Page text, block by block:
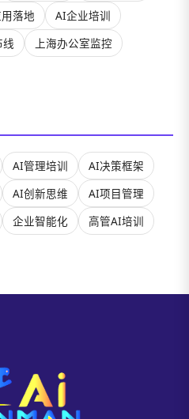
落地
AI企业培训
线
上海办公室监控
AI管理培训
AI决策框架
AI创新思维
AI项目管理
企业智能化
高管AI培训